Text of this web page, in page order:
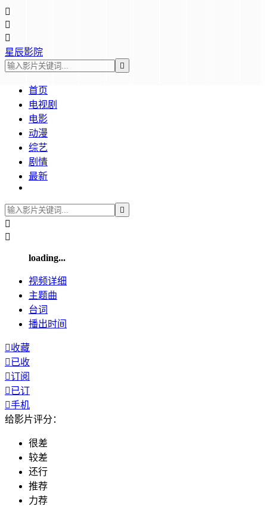



星辰影院

首页
电视剧
电影
动漫
综艺
剧情
最新



loading...
视频详细
主题曲
台词
播出时间
收藏
已收
订阅
已订
手机
给影片评分：
很差
较差
还行
推荐
力荐